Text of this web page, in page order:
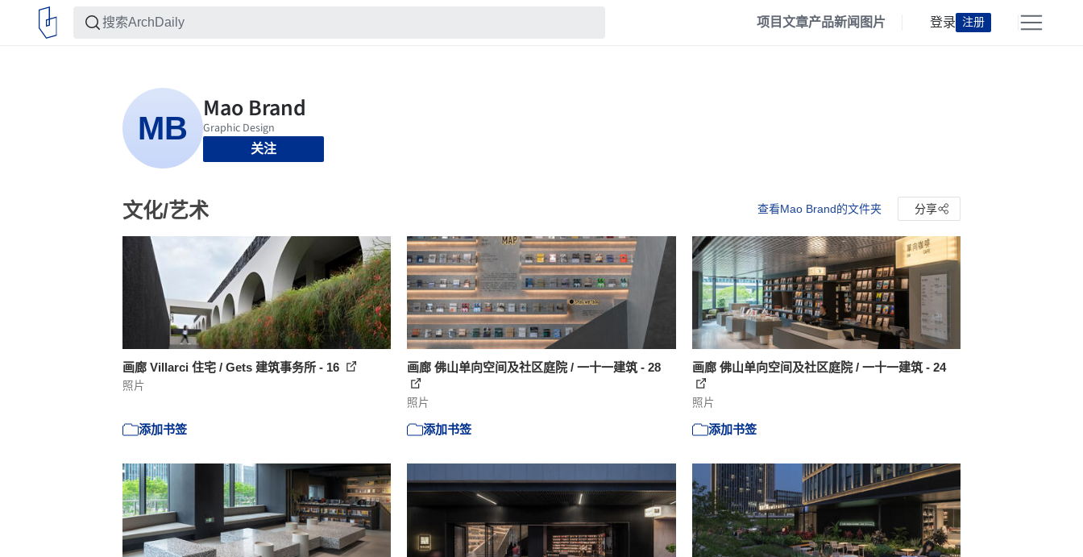
项目文章产品新闻 图片 登录 注册
关注
文化/艺术 查看Mao Brand的文件夹 分享
画廊 Villarci 住宅 / Gets 建筑事务所 - 16
照片
添加书签
画廊 佛山单向空间及社区庭院 / 一十一建筑 - 28
照片
添加书签
画廊 佛山单向空间及社区庭院 / 一十一建筑 - 24
照片
添加书签